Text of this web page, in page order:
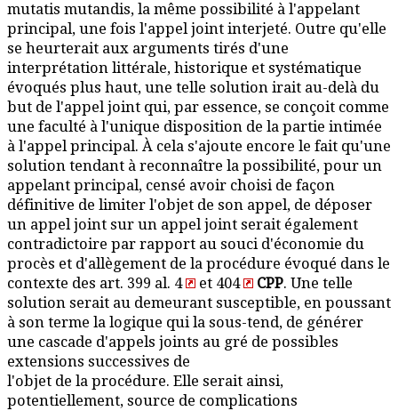
mutatis mutandis, la même possibilité à l'appelant
principal, une fois l'appel joint interjeté. Outre qu'elle
se heurterait aux arguments tirés d'une
interprétation littérale, historique et systématique
évoqués plus haut, une telle solution irait au-delà du
but de l'appel joint qui, par essence, se conçoit comme
une faculté à l'unique disposition de la partie intimée
à l'appel principal. À cela s'ajoute encore le fait qu'une
solution tendant à reconnaître la possibilité, pour un
appelant principal, censé avoir choisi de façon
définitive de limiter l'objet de son appel, de déposer
un appel joint sur un appel joint serait également
contradictoire par rapport au souci d'économie du
procès et d'allègement de la procédure évoqué dans le
contexte des art. 399 al. 4
et 404 CPP. Une telle
solution serait au demeurant susceptible, en poussant
à son terme la logique qui la sous-tend, de générer
une cascade d'appels joints au gré de possibles
extensions successives de
l'objet de la procédure. Elle serait ainsi,
potentiellement, source de complications